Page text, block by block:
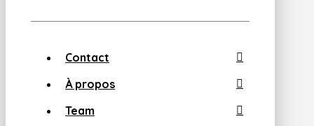
Contact
À propos
Team